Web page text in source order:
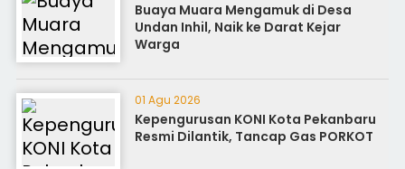
Buaya Muara Mengamuk di Desa
Undan Inhil, Naik ke Darat Kejar
Warga
01 Agu 2026
Kepengurusan KONI Kota Pekanbaru
Resmi Dilantik, Tancap Gas PORKOT